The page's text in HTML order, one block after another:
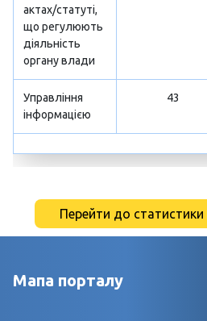
актах/статуті,
що регулюють
діяльність
органу влади
Управління
інформацією
43
Перейти до
Мапа порталу